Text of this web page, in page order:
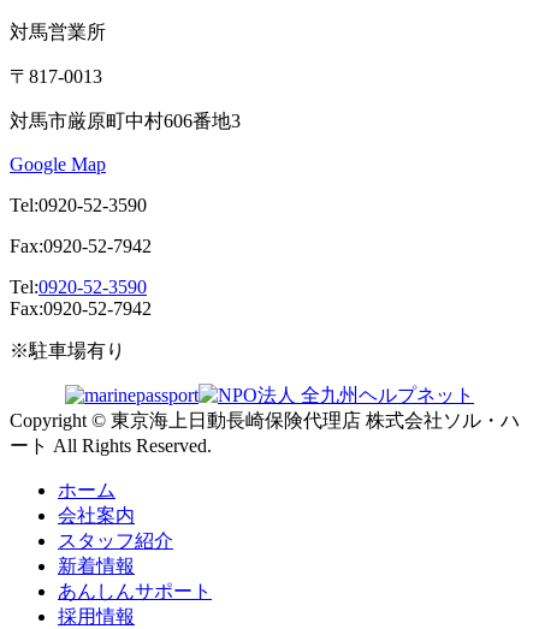
対馬営業所
〒817-0013
対馬市厳原町中村606番地3
Google Map
Tel:0920-52-3590
Fax:0920-52-7942
Tel:0920-52-3590
Fax:0920-52-7942
※駐車場有り
Copyright © 東京海上日動長崎保険代理店 株式会社ソル・ハ
ート All Rights Reserved.
ホーム
会社案内
スタッフ紹介
新着情報
あんしんサポート
採用情報